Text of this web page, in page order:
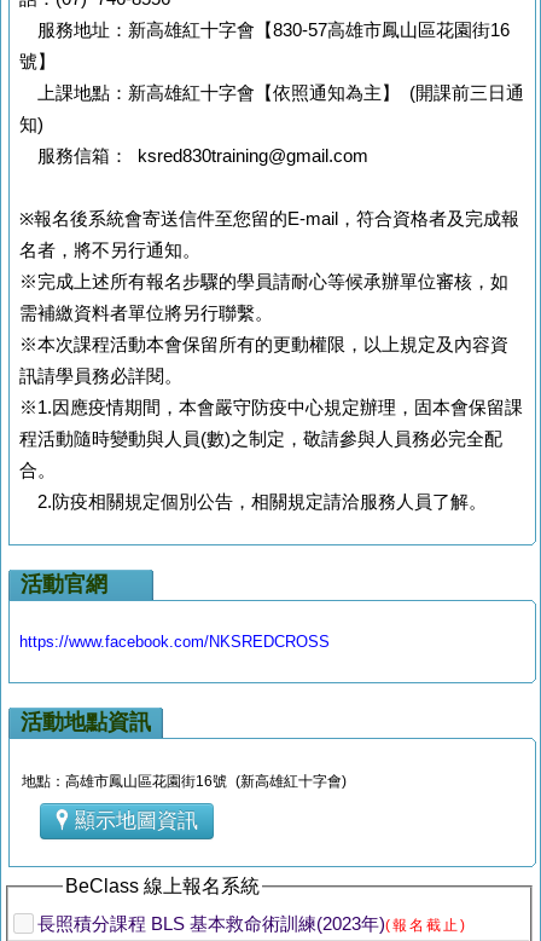
服務地址：新高雄紅十字會【830-57高雄市鳳山區花園街16
號】
上課地點：新高雄紅十字會【依照通知為主】 (開課前三日通
知)
服務信箱： ksred830training@gmail.com
※報名後系統會寄送信件至您留的E-mail，符合資格者及完成報
名者，將不另行通知。
※完成上述所有報名步驟的學員請耐心等候承辦單位審核，如
需補繳資料者單位將另行聯繫。
※本次課程活動本會保留所有的更動權限，以上規定及內容資
訊請學員務必詳閱。
※1.因應疫情期間，本會嚴守防疫中心規定辦理，固本會保留課
程活動隨時變動與人員(數)之制定，敬請參與人員務必完全配
合。
2.防疫相關規定個別公告，相關規定請洽服務人員了解。
活動官網
https://www.facebook.com/NKSREDCROSS
活動地點資訊
地點：高雄市鳳山區花園街16號 (新高雄紅十字會)
顯示地圖資訊
BeClass 線上報名系統
長照積分課程 BLS 基本救命術訓練(2023年)(報名截止)